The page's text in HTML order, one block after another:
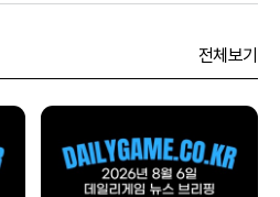
전체보기